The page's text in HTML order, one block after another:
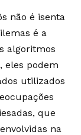
não é isenta
é a
algoritmos
eles podem
utilizados
que
na